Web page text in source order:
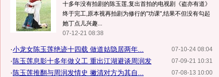
十多年没有拍剧的陈玉莲,复出首拍的电视剧《盗亦有道》
终于完工,原本视再拍剧为修行的"功课",结果不但没有勾起
她丁点儿兴趣...
07-12-21 08:38
07-10-24 08:04
·小龙女陈玉莲绝迹十四载 做道姑隐居两年...
07-09-21 10:31
· 陈玉莲息影十多年做义工 重出江湖避谈周润发
07-08-13 10:00
· 陈玉莲推翻与周润发情史 撇清对方为其自...